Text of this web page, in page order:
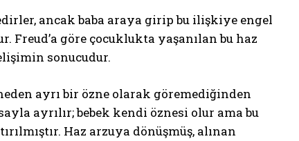
ancak baba araya girip bu ilişkiye engel
Freud’a göre çocuklukta yaşanılan bu haz
sonucudur.
ayrı bir özne olarak göremediğinden
ayrılır; bebek kendi öznesi olur ama bu
Haz arzuya dönüşmüş, alınan